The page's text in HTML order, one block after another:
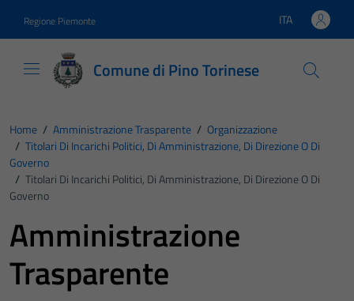
Regione Piemonte Lingua attiva:
ITA
Comune di Pino Torinese
Home / Amministrazione Trasparente / Organizzazione
/ Titolari Di Incarichi Politici, Di Amministrazione, Di Direzione O Di
Governo
/ Titolari Di Incarichi Politici, Di Amministrazione, Di Direzione O Di
Governo
Amministrazione
Trasparente